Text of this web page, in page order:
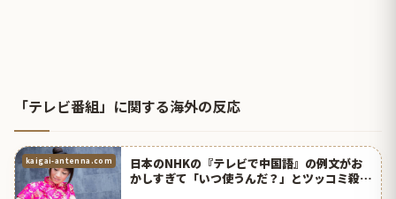
「テレビ番組」に関する海外の反応
kaigai-antenna.com
日本のNHKの『テレビで中国語』の例文がお
かしすぎて「いつ使うんだ？」とツッコミ殺